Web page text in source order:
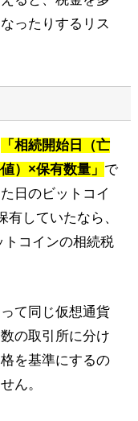
ったりするリス
「相続開始日（亡
）×保有数量」 で
日のビットコイ
有していたなら、
トコインの相続税
て同じ仮想通貨
の取引所に分け
を基準にするの
ん。